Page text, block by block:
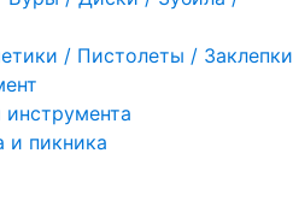
/ Пистолеты / Заклепки
и пикника